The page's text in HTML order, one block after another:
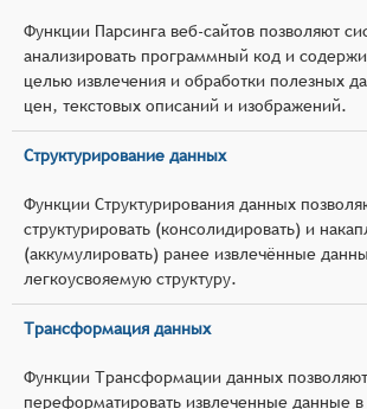
Функции Парсинга веб-сайтов позволяют
анализировать программный код и
целью извлечения и обработки полезных
цен, текстовых описаний и изображений.
Структурирование данных
Функции Структурирования данных
структурировать (консолидировать) и
(аккумулировать) ранее извлечённые
легкоусвояемую структуру.
Трансформация данных
Функции Трансформации данных позволяют
переформатировать извлеченные данные